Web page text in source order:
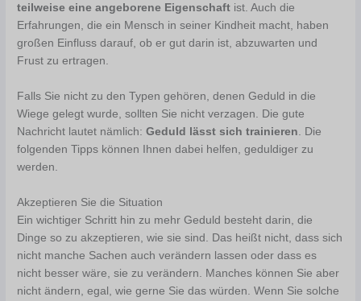
teilweise eine angeborene Eigenschaft ist. Auch die
Erfahrungen, die ein Mensch in seiner Kindheit macht, haben
großen Einfluss darauf, ob er gut darin ist, abzuwarten und
Frust zu ertragen.
Falls Sie nicht zu den Typen gehören, denen Geduld in die
Wiege gelegt wurde, sollten Sie nicht verzagen. Die gute
Nachricht lautet nämlich:Geduld lässt sich trainieren . Die
folgenden Tipps können Ihnen dabei helfen, geduldiger zu
werden.
Akzeptieren Sie die Situation
Ein wichtiger Schritt hin zu mehr Geduld besteht darin, die
Dinge so zu akzeptieren, wie sie sind. Das heißt nicht, dass sich
nicht manche Sachen auch verändern lassen oder dass es
nicht besser wäre, sie zu verändern. Manches können Sie aber
nicht ändern, egal, wie gerne Sie das würden. Wenn Sie solche